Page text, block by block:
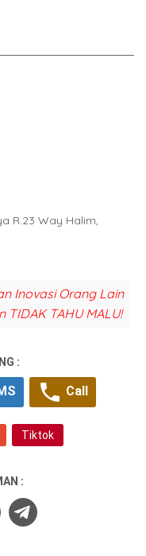
R.23 Way Halim,
Inovasi Orang Lain
TIDAK TAHU MALU!
:
Call
Tiktok
: